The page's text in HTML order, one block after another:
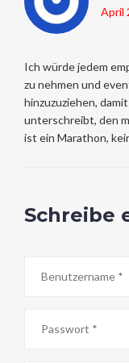
April
Ich würde jedem
zu nehmen und
hinzuzuziehen,
unterschreibt, den
ist ein Marathon,
Schreibe